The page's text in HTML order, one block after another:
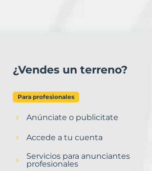
¿Vendes un terreno?
Para profesionales
Anúnciate o publicitate
Accede a tu cuenta
Servicios para anunciantes
profesionales